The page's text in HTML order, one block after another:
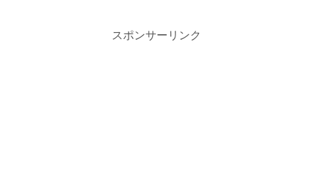
スポンサーリンク